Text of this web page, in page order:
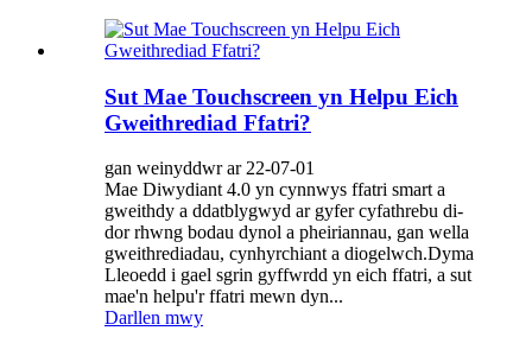
Sut Mae Touchscreen yn Helpu Eich
Gweithrediad Ffatri?
gan weinyddwr ar 22-07-01
Mae Diwydiant 4.0 yn cynnwys ffatri smart a
gweithdy a ddatblygwyd ar gyfer cyfathrebu di-
dor rhwng bodau dynol a pheiriannau, gan wella
gweithrediadau, cynhyrchiant a diogelwch.Dyma
Lleoedd i gael sgrin gyffwrdd yn eich ffatri, a sut
mae'n helpu'r ffatri mewn dyn...
Darllen mwy